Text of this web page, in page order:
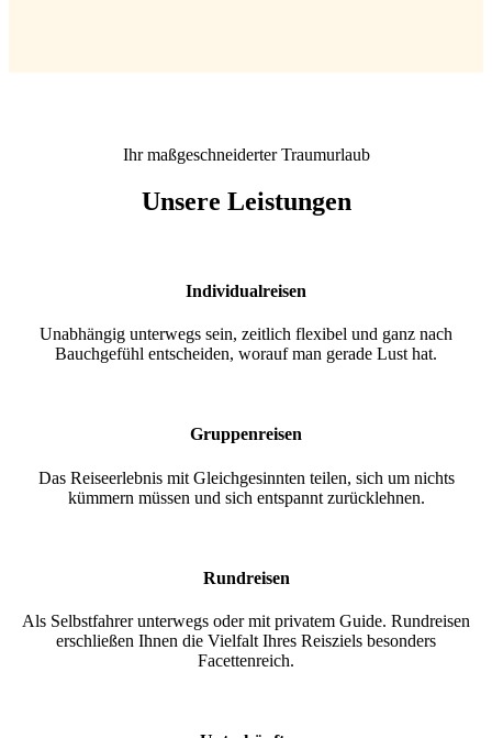
Ihr maßgeschneiderter Traumurlaub
Unsere Leistungen
Individualreisen
Unabhängig unterwegs sein, zeitlich flexibel und ganz nach
Bauchgefühl entscheiden, worauf man gerade Lust hat.
Gruppenreisen
Das Reiseerlebnis mit Gleichgesinnten teilen, sich um nichts
kümmern müssen und sich entspannt zurücklehnen.
Rundreisen
Als Selbstfahrer unterwegs oder mit privatem Guide. Rundreisen
erschließen Ihnen die Vielfalt Ihres Reisziels besonders
Facettenreich.